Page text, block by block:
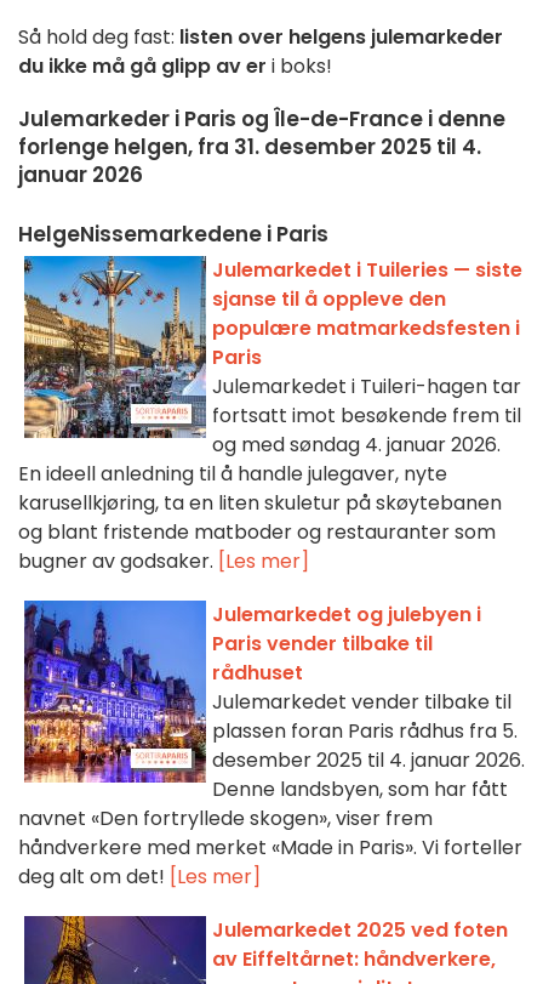
Så hold deg fast: listen over helgens julemarkeder
du ikke må gå glipp av er i boks!
Julemarkeder i Paris og Île-de-France i denne
forlenge helgen, fra 31. desember 2025 til 4.
januar 2026
HelgeNissemarkedene i Paris
Julemarkedet i Tuileries — siste
sjanse til å oppleve den
populære matmarkedsfesten i
Paris
Julemarkedet i Tuileri-hagen tar
fortsatt imot besøkende frem til
og med søndag 4. januar 2026.
En ideell anledning til å handle julegaver, nyte
karusellkjøring, ta en liten skuletur på skøytebanen
og blant fristende matboder og restauranter som
bugner av godsaker. [Les mer]
Julemarkedet og julebyen i
Paris vender tilbake til
rådhuset
Julemarkedet vender tilbake til
plassen foran Paris rådhus fra 5.
desember 2025 til 4. januar 2026.
Denne landsbyen, som har fått
navnet «Den fortryllede skogen», viser frem
håndverkere med merket «Made in Paris». Vi forteller
deg alt om det! [Les mer]
Julemarkedet 2025 ved foten
av Eiffeltårnet: håndverkere,